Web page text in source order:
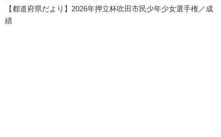
【都道府県だより】2026年押立杯吹田市民少年少女選手権／成
績